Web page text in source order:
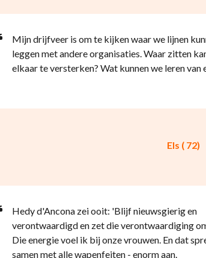
Mijn drijfveer is om te kijken waar we lijnen
leggen met andere organisaties. Waar zitten
elkaar te versterken? Wat kunnen we leren van
Els ( 72)
Hedy d'Ancona zei ooit: 'Blijf nieuwsgierig en
verontwaardigd en zet die verontwaardiging
Die energie voel ik bij onze vrouwen. En dat
samen met alle wapenfeiten - enorm aan.